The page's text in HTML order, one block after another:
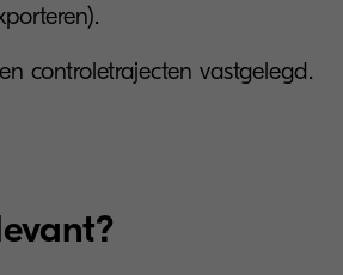
controletrajecten vastgelegd.